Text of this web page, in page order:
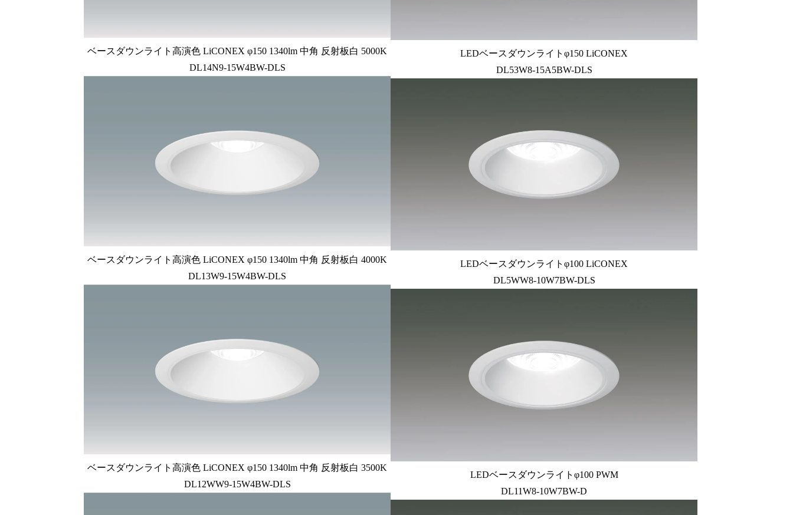
ベースダウンライト高演色 LiCONEX φ150 1340lm 中角 反射板白 5000K
DL14N9-15W4BW-DLS
ベースダウンライト高演色 LiCONEX φ150 1340lm 中角 反射板白 4000K
DL13W9-15W4BW-DLS
ベースダウンライト高演色 LiCONEX φ150 1340lm 中角 反射板白 3500K
DL12WW9-15W4BW-DLS
LEDベースダウンライトφ150 LiCONEX
DL53W8-15A5BW-DLS
LEDベースダウンライトφ100 LiCONEX
DL5WW8-10W7BW-DLS
LEDベースダウンライトφ100 PWM
DL11W8-10W7BW-D